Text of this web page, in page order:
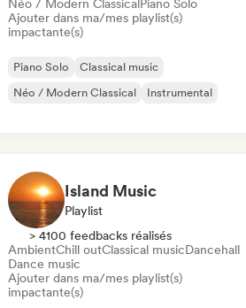
Néo / Modern ClassicalPiano Solo
Ajouter dans ma/mes playlist(s)
impactante(s)
Piano Solo
Classical music
Néo / Modern Classical
Instrumental
Island Music
Playlist
> 4100 feedbacks réalisés
AmbientChill outClassical musicDancehall
Dance music
Ajouter dans ma/mes playlist(s)
impactante(s)